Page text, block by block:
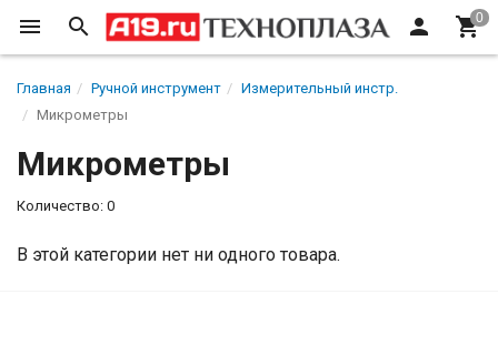
Главная Ручной инструмент
Измерительный инстр.
Микрометры
Микрометры
Количество: 0
В этой категории нет ни одного товара.